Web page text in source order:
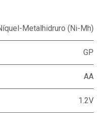
Metalhidruro (Ni-Mh)
GP
AA
1.2V